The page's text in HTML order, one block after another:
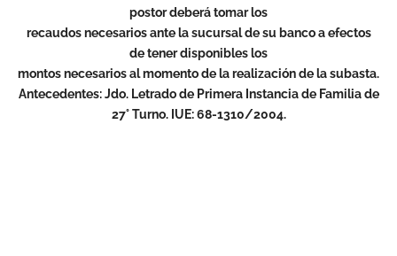
postor deberá tomar los
recaudos necesarios ante la sucursal de su banco a efectos
de tener disponibles los
montos necesarios al momento de la realización de la subasta.
Antecedentes: Jdo. Letrado de Primera Instancia de Familia de
27° Turno. IUE: 68-1310/2004.